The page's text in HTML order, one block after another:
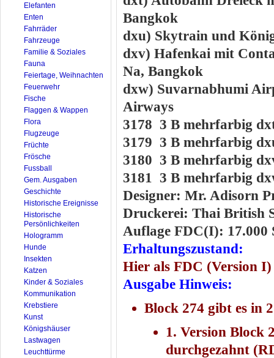
Bangkok
dxu) Skytrain und
dxv) Hafenkai mit
Na, Bangkok
dxw) Suvarnabhumi
Airways
3178 3 B mehrfarbig
3179 3 B mehrfarbig
3180 3 B mehrfarbig
3181 3 B mehrfarbig
Designer: Mr. Adisorn
Druckerei: Thai British
Auflage FDC(I): 17.000
Erhaltungszustand:
Hier als FDC (Version
Ausgabe Hinweis:
Block 274 gibt es in
1. Version Block
durchgezahnt
Elefanten
Enten
Fahrräder
Fahrzeuge
Familie & Soziales
Fauna
Feiertage, Weihnachten
Feuerwehr
Fische
Flaggen & Wappen
Flora
Flugzeuge
Früchte
Frösche
Fussball
Gem. Ausgaben
Geschichte
Historische Ereignisse
Historische
Persönlichkeiten
Hologramm
Hunde
Insekten
Katzen
Kinder & Soziales
Kommunikation
Krebstiere
Kunst
Königshäuser
Lastwagen
Leuchttürme